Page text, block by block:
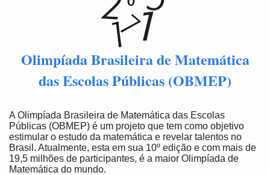
Olimpíada Brasileira de Matemática
das Escolas Públicas (OBMEP)
A Olimpíada Brasileira de Matemática das Escolas
Públicas (OBMEP) é um projeto que tem como objetivo
estimular o estudo da matemática e revelar talentos no
Brasil. Atualmente, esta em sua 10º edição e com mais de
19,5 milhões de participantes, é a maior Olimpíada de
Matemática do mundo.